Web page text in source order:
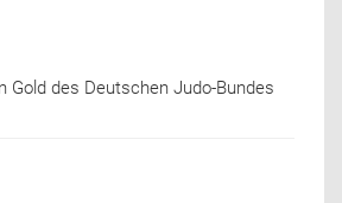
Gold des Deutschen Judo-Bundes